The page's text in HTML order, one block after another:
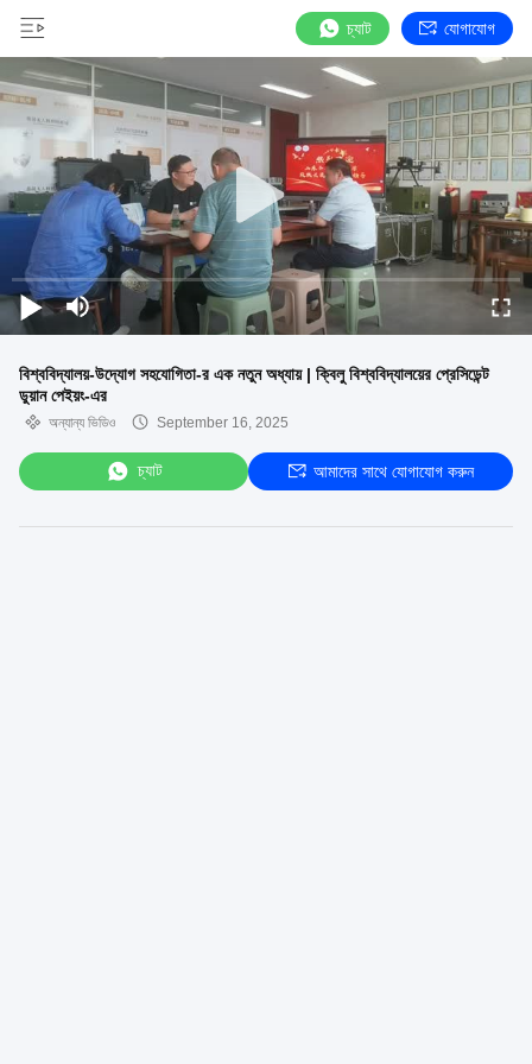
চ্যাট যোগাযোগ
বিশ্ববিদ্যালয়-উদ্যোগ সহযোগিতা-র এক নতুন অধ্যায় | ক্বিলু বিশ্ববিদ্যালয়ের প্রেসিডেন্ট
ডুয়ান পেইয়ং-এর
অন্যান্য ভিডিও September 16, 2025
চ্যাট আমাদের সাথে যোগাযোগ করুন